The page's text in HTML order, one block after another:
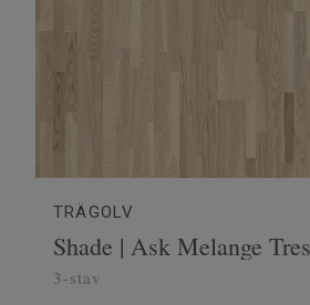
TRÄGOLV
Shade | Ask Melange Tres
3-stav